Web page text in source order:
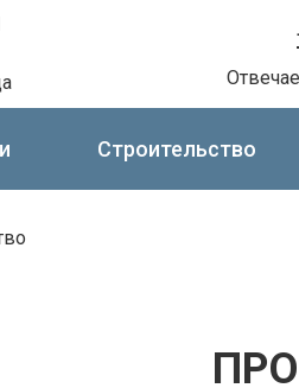
Строительство